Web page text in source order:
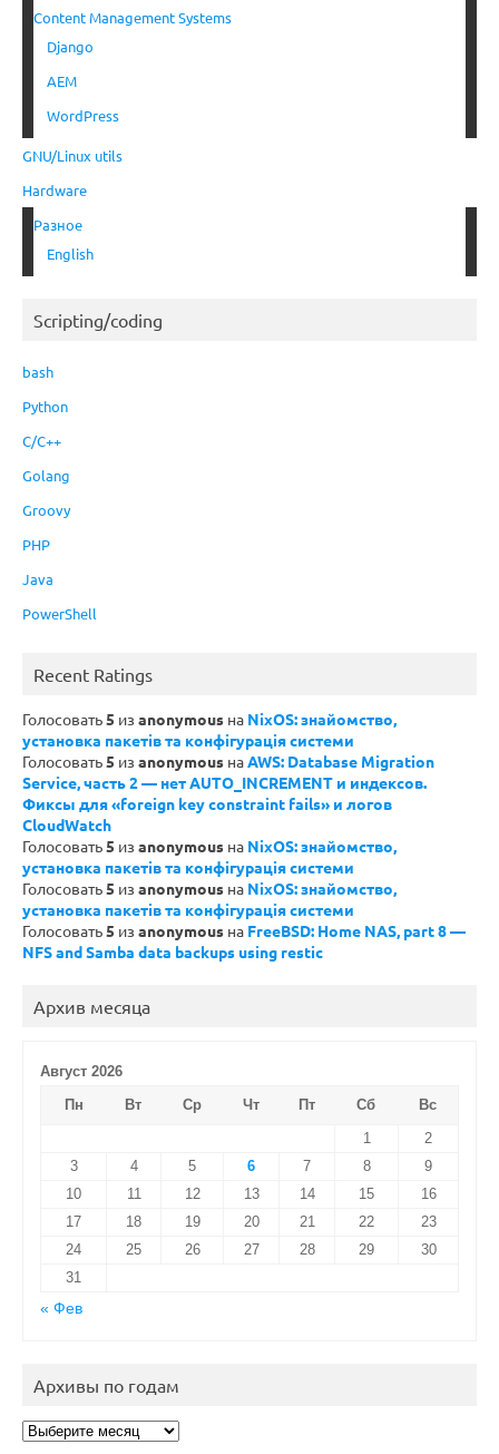
Content Management Systems
Django
AEM
WordPress
GNU/Linux utils
Hardware
Разное
English
Scripting/coding
bash
Python
C/C++
Golang
Groovy
PHP
Java
PowerShell
Recent Ratings
Голосовать5 из anonymous на NixOS: знайомство,
установка пакетів та конфігурація системи
Голосовать5 из anonymous наAWS: Database Migration
Service, часть 2 — нет AUTO_INCREMENT и индексов.
Фиксы для «foreign key constraint fails» и логов
CloudWatch
Голосовать5 из anonymous на NixOS: знайомство,
установка пакетів та конфігурація системи
Голосовать5 из anonymous на NixOS: знайомство,
установка пакетів та конфігурація системи
Голосовать5 из anonymous на FreeBSD: Home NAS, part 8 —
NFS and Samba data backups using restic
Архив месяца
Август 2026
Пн
Вт Ср Чт Пт Сб
Вс
1
2
3
4 5 6 7 8
9
10
11 12 13 14 15
16
17
18 19 20 21 22
23
24
25 26 27 28 29
30
31
« Фев
Архивы по годам
Архивы